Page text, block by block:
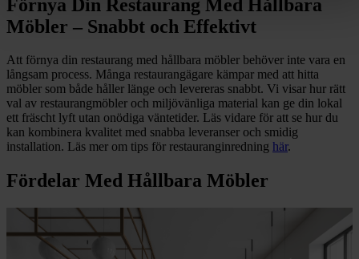
Förnya Din Restaurang Med Hållbara
Möbler – Snabbt och Effektivt
Att förnya din restaurang med hållbara möbler behöver inte vara en
långsam process. Många restaurangägare kämpar med att hitta
möbler som både håller länge och levereras snabbt. Vi visar hur rätt
val av restaurangmöbler och miljövänliga material kan ge din lokal
ett fräscht lyft utan onödiga väntetider. Läs vidare för att se hur du
kan kombinera kvalitet med snabba leveranser och smidig
installation. Läs mer om tips för restauranginredning här.
Fördelar Med Hållbara Möbler